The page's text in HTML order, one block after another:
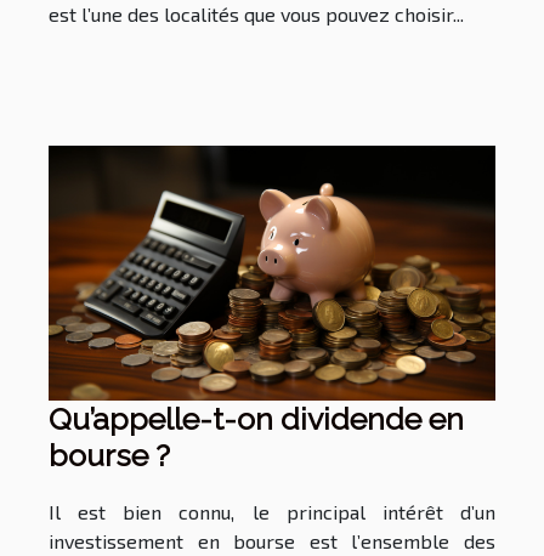
est l’une des localités que vous pouvez choisir...
Qu’appelle-t-on dividende en
bourse ?
Il est bien connu, le principal intérêt d’un
investissement en bourse est l’ensemble des